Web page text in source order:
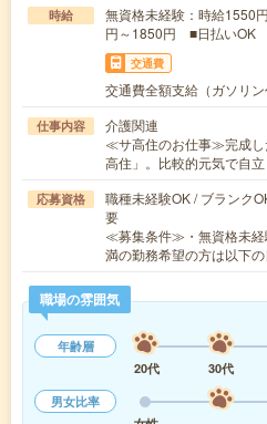
時給
無資格未経験：時給1550
円～1850円 ■日払いOK
交通費
交通費全額支給（ガソリン
仕事内容
介護関連
≪サ高住のお仕事≫完成し
高住」。比較的元気で自
応募資格
職種未経験OK / ブランク
要
≪募集条件≫・無資格未経
満の勤務希望の方は以下
職場の雰囲気
年齢層
20代
30代
男女比率